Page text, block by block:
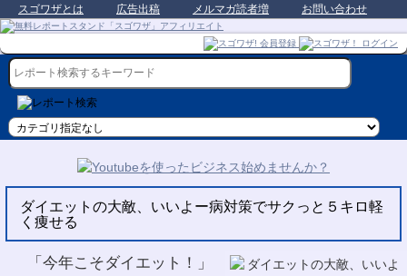
スゴワザとは 広告出稿 メルマガ読者増 お問い合わせ
ダイエットの大敵、いいよー病対策でサクっと５キロ軽
く痩せる
「今年こそダイエット！」